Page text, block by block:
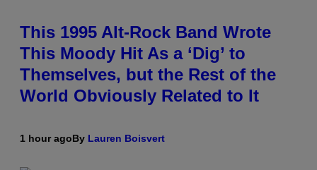
This 1995 Alt-Rock Band Wrote
This Moody Hit As a ‘Dig’ to
Themselves, but the Rest of the
World Obviously Related to It
1 hour agoBy Lauren Boisvert